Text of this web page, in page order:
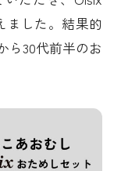
ました。結果的
ら30代前半のお